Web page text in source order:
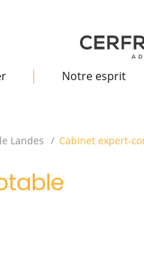
Notre esprit
Landes Cabinet expert-